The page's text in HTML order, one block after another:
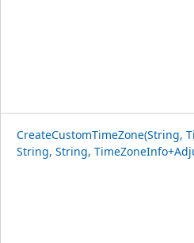
CreateCustomTimeZone(String,
String, String,